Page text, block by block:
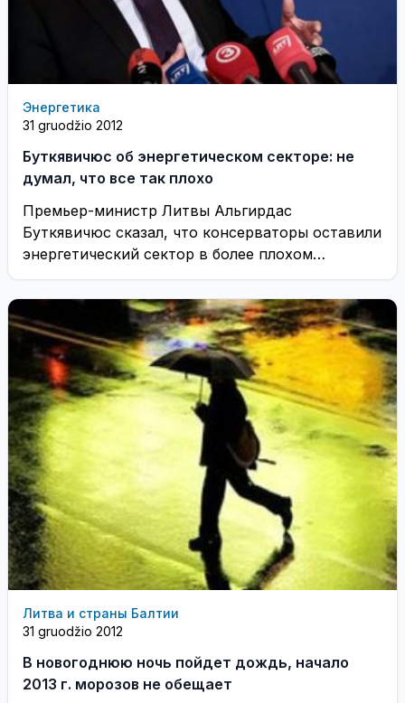
Энергетика
31 gruodžio 2012
Буткявичюс об энергетическом секторе: не
думал, что все так плохо
Премьер-министр Литвы Альгирдас
Буткявичюс сказал, что консерваторы оставили
энергетический сектор в более плохом
состоянии, чем предполагали. ...
Литва и страны Балтии
31 gruodžio 2012
В новогоднюю ночь пойдет дождь, начало
2013 г. морозов не обещает